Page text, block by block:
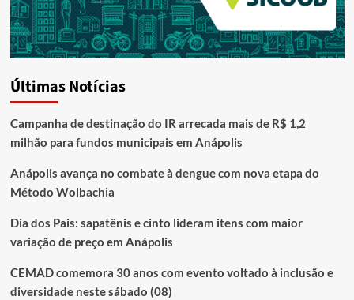
Últimas Notícias
Campanha de destinação do IR arrecada mais de R$ 1,2
milhão para fundos municipais em Anápolis
Anápolis avança no combate à dengue com nova etapa do
Método Wolbachia
Dia dos Pais: sapatênis e cinto lideram itens com maior
variação de preço em Anápolis
CEMAD comemora 30 anos com evento voltado à inclusão e
diversidade neste sábado (08)